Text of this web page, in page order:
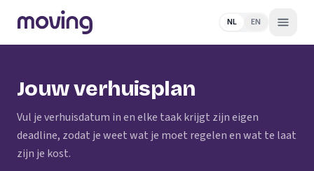
NL EN
Jouw verhuisplan
Vul je verhuisdatum in en elke taak krijgt zijn eigen
deadline, zodat je weet wat je moet regelen en wat te laat
zijn je kost.